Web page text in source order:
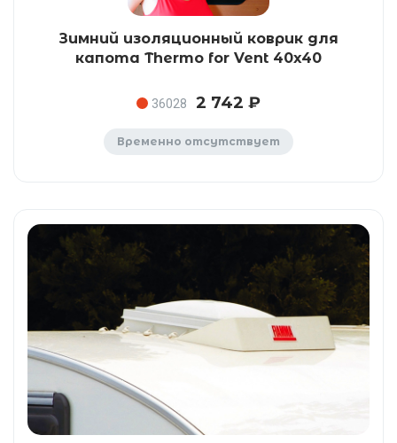
Зимний изоляционный коврик для
капота Thermo for Vent 40x40
36028 2 742 ₽
Временно отсутствует